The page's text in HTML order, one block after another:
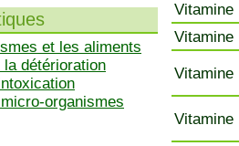
et les aliments
détérioration
organismes
Vitamine
Vitamine
Vitamine
Vitamine